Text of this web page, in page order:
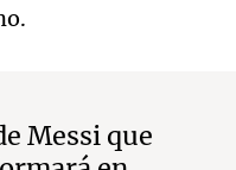
Messi que